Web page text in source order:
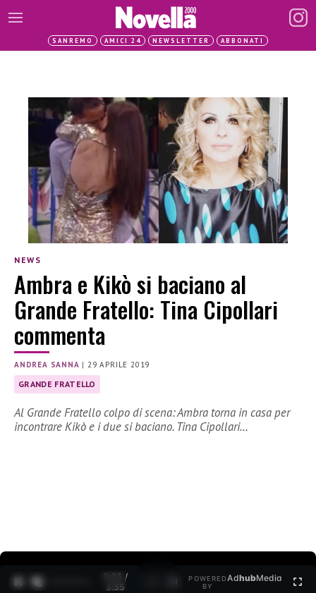
SANREMO AMICI 24 NEWSLETTER ABBONATI
NEWS
Ambra e Kikò si baciano al
Grande Fratello: Tina Cipollari
commenta
ANDREA SANNA |29 APRILE 2019
GRANDE FRATELLO
Al Grande Fratello colpo di scena: Ambra torna in casa per
incontrare Kikò e i due si baciano. Tina Cipollari…
0:24 /
3:35
POWERED
BY
AdhubMedia